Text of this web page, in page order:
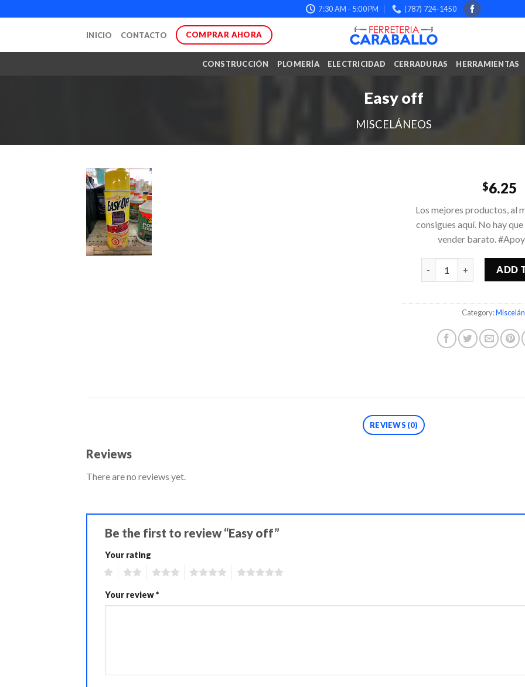
to
7:30 AM - 5:00 PM (787) 724-1450
INICIO CONTACTO COMPRAR AHORA
CONSTRUCCIÓN PLOMERÍA ELECTRICIDAD CERRADURAS HERRAMIENTAS
Easy off
MISCELÁNEOS
$6.25
Los mejores productos, al
consigues aquí. No hay
vender barato.
ADD
Category:
REVIEWS (0)
Reviews
There are no reviews yet.
Be the first to review “Easy off”
Your rating
Your review*